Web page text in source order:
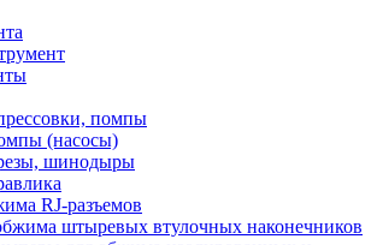
помпы
(насосы)
шинодыры
RJ-разъемов
штыревых втулочных наконечников